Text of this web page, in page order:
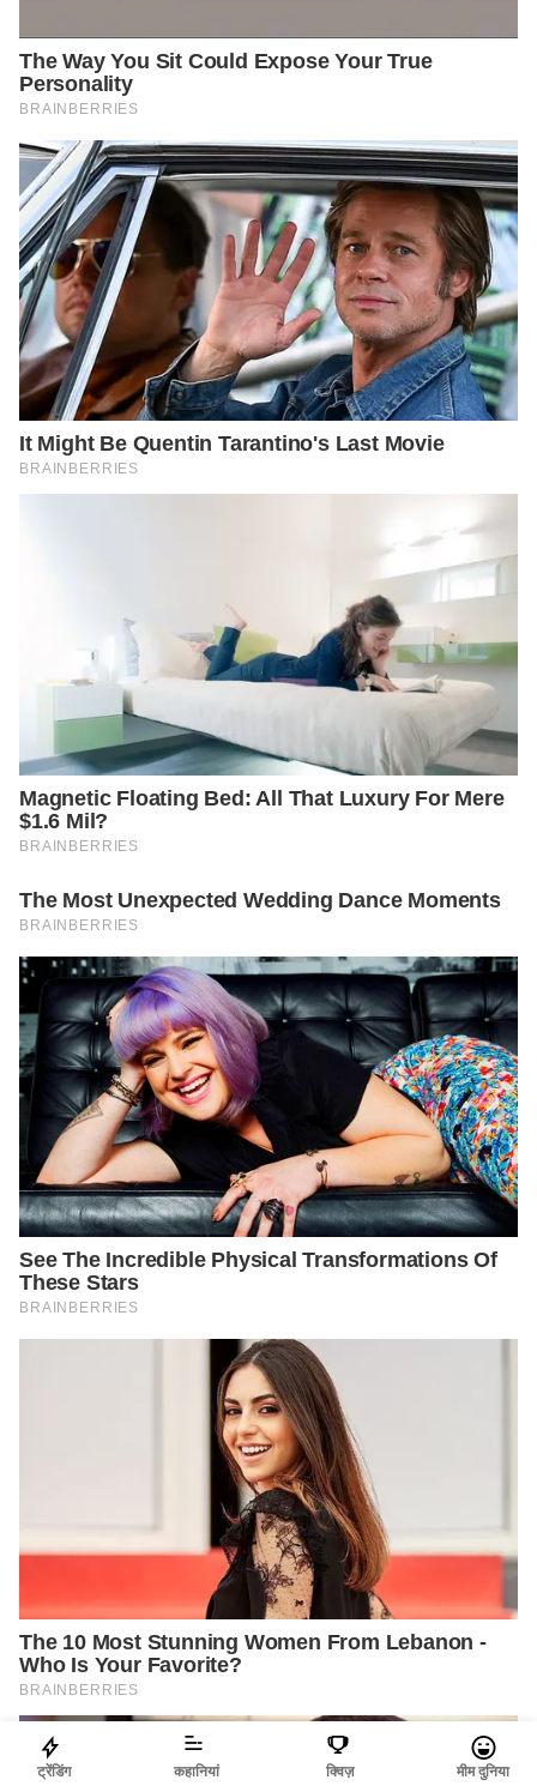
ट्रेंडिंग कहानियां क्विज़ मीम दुनिया